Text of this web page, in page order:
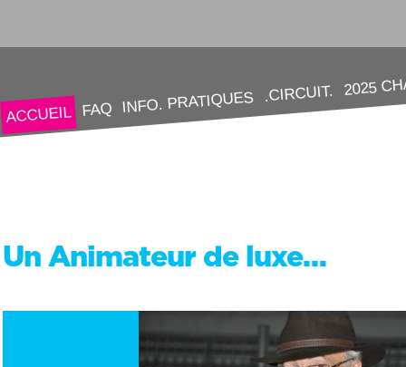
ACCUEIL FAQ INFO. PRATIQUES .CIRCUIT. 2025
Un Animateur de luxe…